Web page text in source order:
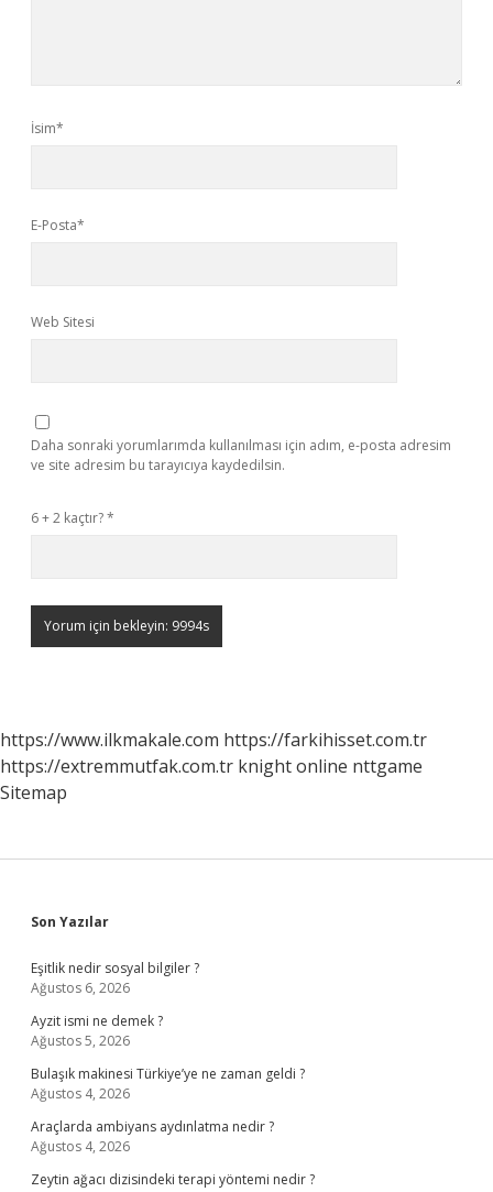
İsim*
E-Posta*
Web Sitesi
Daha sonraki yorumlarımda kullanılması için adım, e-posta adresim
ve site adresim bu tarayıcıya kaydedilsin.
6 + 2 kaçtır?*
https://www.ilkmakale.com https://farkihisset.com.tr
https://extremmutfak.com.tr knight online nttgame
Sitemap
Sidebar
Son Yazılar
Eşitlik nedir sosyal bilgiler ?
Ağustos 6, 2026
Ayzit ismi ne demek ?
Ağustos 5, 2026
Bulaşık makinesi Türkiye’ye ne zaman geldi ?
Ağustos 4, 2026
Araçlarda ambiyans aydınlatma nedir ?
Ağustos 4, 2026
Zeytin ağacı dizisindeki terapi yöntemi nedir ?